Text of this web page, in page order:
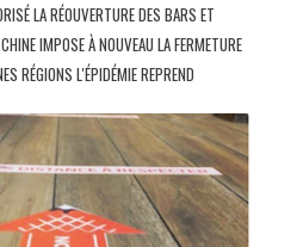
LA RÉOUVERTURE DES BARS ET
IMPOSE À NOUVEAU LA FERMETURE
RÉGIONS L'ÉPIDÉMIE REPREND